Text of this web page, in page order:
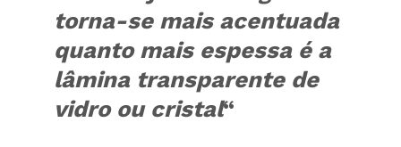
torna-se mais acentuada
quanto mais espessa é a
lâmina transparente de
vidro ou cristal“